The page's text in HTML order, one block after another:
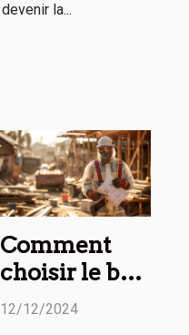
devenir la...
Comment
choisir le bon
professionnel
12/12/2024